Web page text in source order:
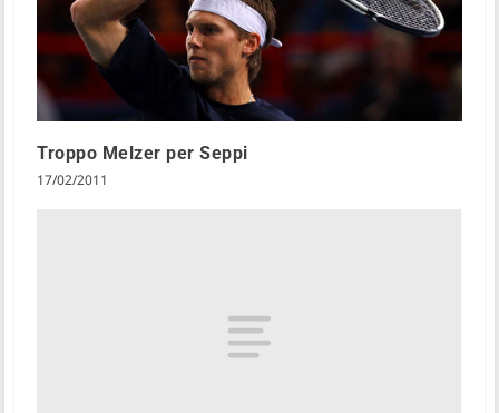
Troppo Melzer per Seppi
17/02/2011